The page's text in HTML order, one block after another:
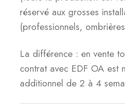
réservé aux grosses
(professionnels,
La différence : en vente
contrat avec EDF OA est
additionnel de 2 à 4